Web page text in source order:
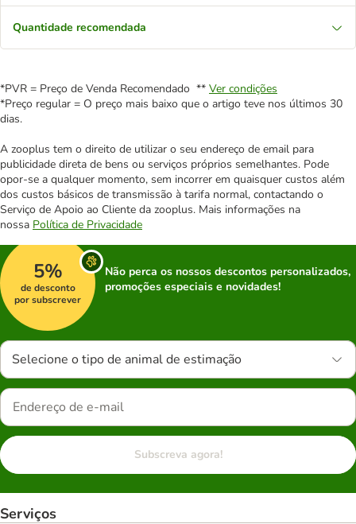
Quantidade recomendada
*PVR = Preço de Venda Recomendado ** Ver condições
*Preço regular = O preço mais baixo que o artigo teve nos últimos 30
dias.
A zooplus tem o direito de utilizar o seu endereço de email para
publicidade direta de bens ou serviços próprios semelhantes. Pode
opor-se a qualquer momento, sem incorrer em quaisquer custos além
dos custos básicos de transmissão à tarifa normal, contactando o
Serviço de Apoio ao Cliente da zooplus. Mais informações na
nossa Política de Privacidade
5%
de desconto
por subscrever
Não perca os nossos descontos personalizados,
promoções especiais e novidades!
Selecione o tipo de animal de estimação
Subscreva agora!
Serviços